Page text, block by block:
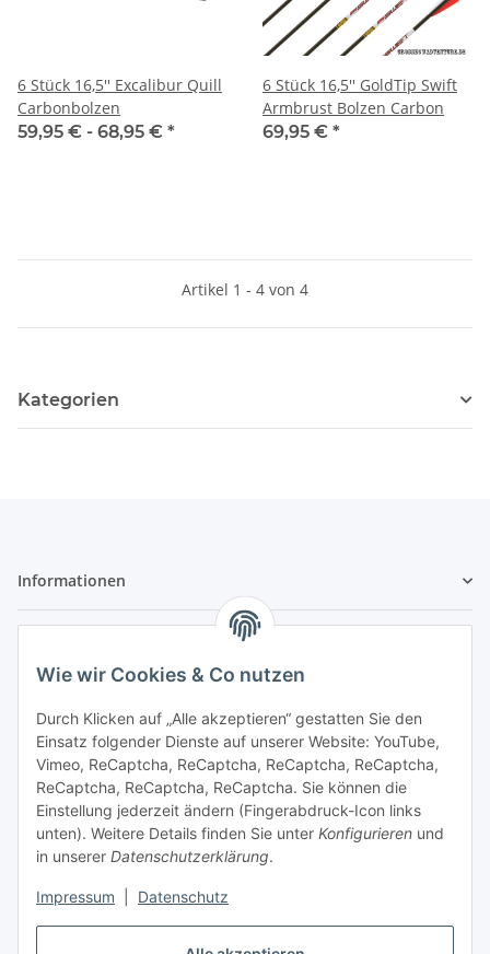
Wie wir Cookies & Co nutzen
Durch Klicken auf „Alle akzeptieren“ gestatten Sie den
Einsatz folgender Dienste auf unserer Website: YouTube,
Vimeo, ReCaptcha, ReCaptcha, ReCaptcha, ReCaptcha,
ReCaptcha, ReCaptcha, ReCaptcha. Sie können die
Einstellung jederzeit ändern (Fingerabdruck-Icon links
unten). Weitere Details finden Sie unter Konfigurieren und
in unserer Datenschutzerklärung.
Impressum Datenschutz
6 Stück 16,5'' Excalibur Quill
Carbonbolzen
59,95 € - 68,95 € *
6 Stück 16,5'' GoldTip Swift
Armbrust Bolzen Carbon
69,95 € *
Artikel 1 - 4 von 4
Kategorien
Informationen
Vertrag widerrufen